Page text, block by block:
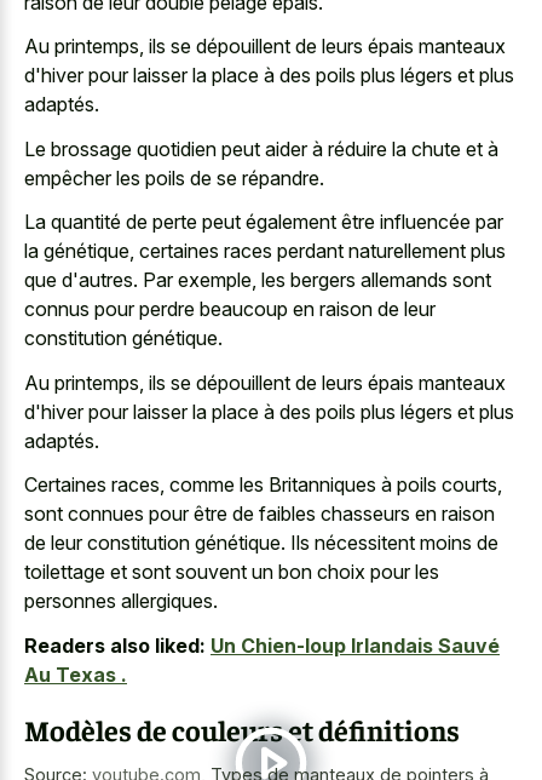
Au printemps, ils se dépouillent de leurs épais manteaux
d'hiver pour laisser la place à des poils plus légers et plus
adaptés.
Le brossage quotidien peut aider à réduire la chute et à
empêcher les poils de se répandre.
La quantité de perte peut également être influencée par
la génétique, certaines races perdant naturellement plus
que d'autres. Par exemple, les bergers allemands sont
connus pour perdre beaucoup en raison de leur
constitution génétique.
Au printemps, ils se dépouillent de leurs épais manteaux
d'hiver pour laisser la place à des poils plus légers et plus
adaptés.
Certaines races, comme les Britanniques à poils courts,
sont connues pour être de faibles chasseurs en raison
de leur constitution génétique. Ils nécessitent moins de
toilettage et sont souvent un bon choix pour les
personnes allergiques.
Readers also liked: Un Chien-loup Irlandais Sauvé
Au Texas .
Modèles de couleurs et définitions
Source: youtube.com Types de manteaux de pointers à